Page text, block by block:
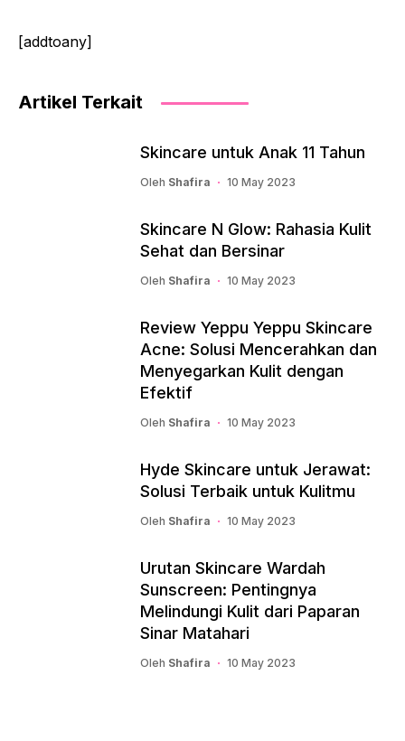
[addtoany]
Artikel Terkait
Skincare untuk Anak 11 Tahun
Oleh Shafira 10 May 2023
Skincare N Glow: Rahasia Kulit
Sehat dan Bersinar
Oleh Shafira 10 May 2023
Review Yeppu Yeppu Skincare
Acne: Solusi Mencerahkan dan
Menyegarkan Kulit dengan
Efektif
Oleh Shafira 10 May 2023
Hyde Skincare untuk Jerawat:
Solusi Terbaik untuk Kulitmu
Oleh Shafira 10 May 2023
Urutan Skincare Wardah
Sunscreen: Pentingnya
Melindungi Kulit dari Paparan
Sinar Matahari
Oleh Shafira 10 May 2023